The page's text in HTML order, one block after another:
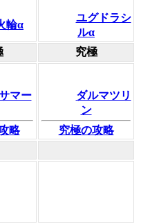
輪α
ユグドラシ
ルα
究極
マー
略
ダルマツリ
ン
究極の攻略